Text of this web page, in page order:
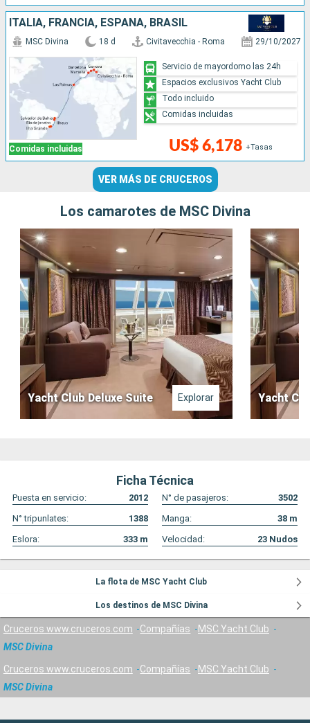
ITALIA, FRANCIA, ESPAÑA, BRASIL
Comidas incluidas
MSC Divina 18 d Civitavecchia - Roma 29/10/2027
US$ 6,178 +Tasas
Servicio de mayordomo las 24h
Espacios exclusivos Yacht Club
Todo incluido
Comidas incluidas
VER MÁS DE CRUCEROS
Los camarotes de MSC Divina
Yacht Club Deluxe Suite Explorar Yacht
Ficha Técnica
Puesta en servicio: 2012 N° de pasajeros:
3502
N° tripunlates:
1388 Manga: 38 m
Eslora:
333 m Velocidad: 23 Nudos
La flota de MSC Yacht Club
Los destinos de MSC Divina
Cruceros www.cruceros.com Compañías
MSC Yacht Club
MSC Divina
Cruceros www.cruceros.com Compañías
MSC Yacht Club
MSC Divina